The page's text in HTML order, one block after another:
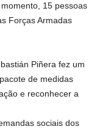
15 pessoas
Forças Armadas
Piñera fez um
de medidas
e reconhecer a
sociais dos